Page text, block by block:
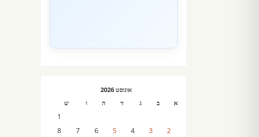
אוגוסט 2026
א
ב ג ד ה ו ש
1
2
3
4
5
6
7
8